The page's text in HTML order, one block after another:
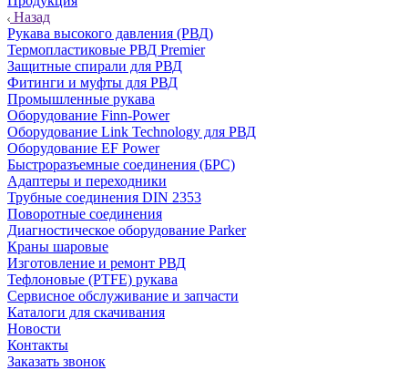
Назад
Рукава высокого давления (РВД)
Термопластиковые РВД Premier
Защитные спирали для РВД
Фитинги и муфты для РВД
Промышленные рукава
Оборудование Finn-Power
Оборудование Link Technology для РВД
Оборудование EF Power
Быстроразъемные соединения (БРС)
Адаптеры и переходники
Трубные соединения DIN 2353
Поворотные соединения
Диагностическое оборудование Parker
Краны шаровые
Изготовление и ремонт РВД
Тефлоновые (PTFE) рукава
Сервисное обслуживание и запчасти
Каталоги для скачивания
Новости
Контакты
Заказать звонок